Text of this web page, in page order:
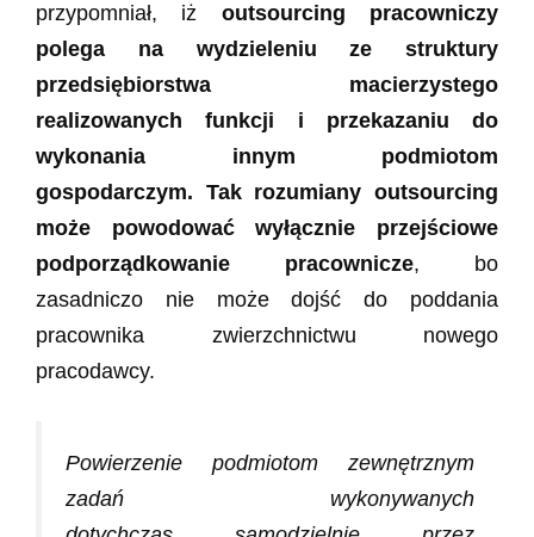
przypomniał, iż outsourcing pracowniczy
polega na wydzieleniu ze struktury
przedsiębiorstwa macierzystego
realizowanych funkcji i przekazaniu do
wykonania innym podmiotom
gospodarczym. Tak rozumiany outsourcing
może powodować wyłącznie przejściowe
podporządkowanie pracownicze, bo
zasadniczo nie może dojść do poddania
pracownika zwierzchnictwu nowego
pracodawcy.
Powierzenie podmiotom zewnętrznym
zadań wykonywanych